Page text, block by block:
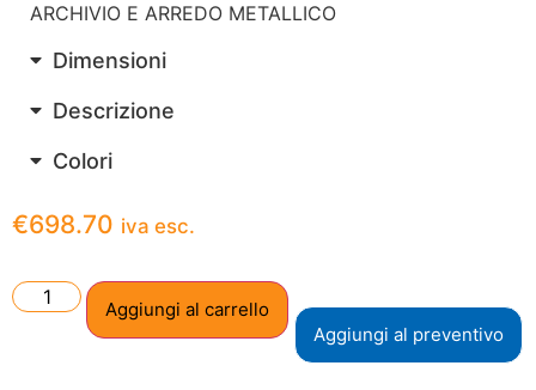
ARCHIVIO E ARREDO METALLICO
Dimensioni
Descrizione
Colori
€698.70 iva esc.
Aggiungi al carrello
Aggiungi al preventivo